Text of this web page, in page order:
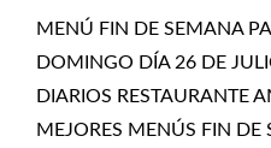
MENÚ FIN DE SEMANA
DOMINGO DÍA 26 DE
DIARIOS RESTAURANTE
MEJORES MENÚS FIN DE